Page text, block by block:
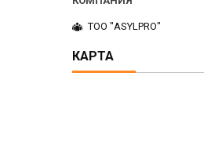
ТОО "ASYLPRO"
КАРТА